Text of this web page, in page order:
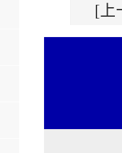
[上